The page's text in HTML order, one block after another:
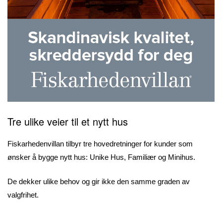
Tre ulike veier til et nytt hus
Fiskarhedenvillan tilbyr tre hovedretninger for kunder som
ønsker å bygge nytt hus: Unike Hus, Familiær og Minihus.
De dekker ulike behov og gir ikke den samme graden av
valgfrihet.